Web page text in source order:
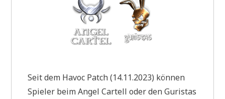
Seit dem Havoc Patch (14.11.2023) können
Spieler beim Angel Cartell oder den Guristas